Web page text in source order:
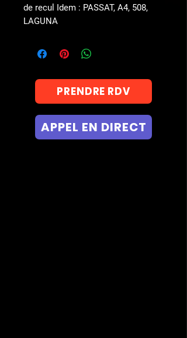
de recul Idem : PASSAT, A4, 508,
LAGUNA
PRENDRE RDV
APPEL EN DIRECT